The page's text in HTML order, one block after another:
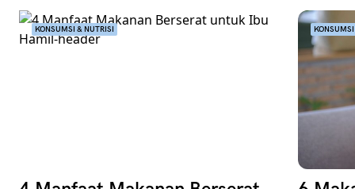
KONSUMSI & NUTRISI